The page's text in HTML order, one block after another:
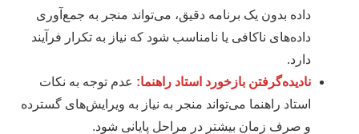
داده بدون یک برنامه دقیق، می‌تواند منجر به جمع‌آوری
داده‌های ناکافی یا نامناسب شود که نیاز به تکرار فرآیند
دارد.
نادیده‌گرفتن بازخورد استاد راهنما: عدم توجه به نکات
استاد راهنما می‌تواند منجر به نیاز به ویرایش‌های گسترده
و صرف زمان بیشتر در مراحل پایانی شود.